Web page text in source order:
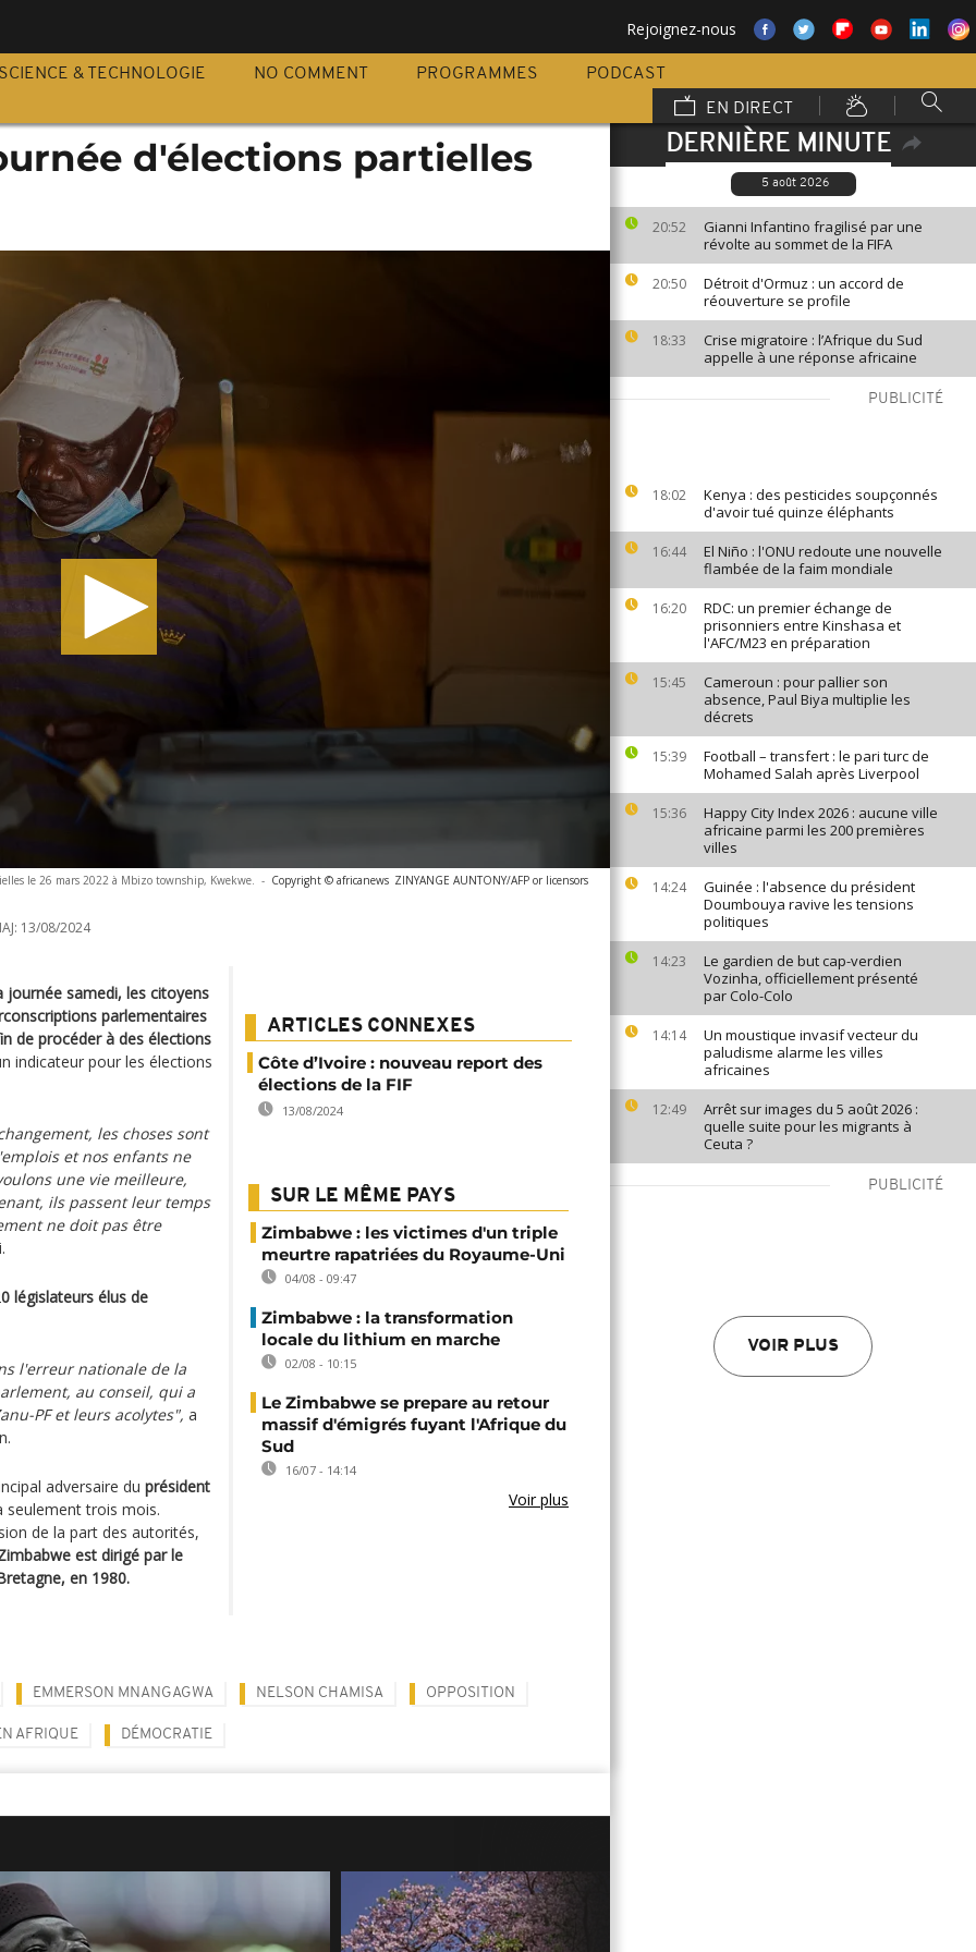
Rejoignez-nous
SCIENCE & TECHNOLOGIE NO COMMENT PROGRAMMES
PODCAST
EN DIRECT
DERNIÈRE MINUTE
5 août 2026
20:52
Gianni Infantino fragilisé par une
révolte au sommet de la FIFA
20:50
Détroit d'Ormuz : un accord de
réouverture se profile
18:33
Crise migratoire : l’Afrique du Sud
appelle à une réponse africaine
PUBLICITÉ
18:02
Kenya : des pesticides soupçonnés
d'avoir tué quinze éléphants
16:44
El Niño : l'ONU redoute une nouvelle
flambée de la faim mondiale
16:20
RDC: un premier échange de
prisonniers entre Kinshasa et
l'AFC/M23 en préparation
15:45
Cameroun : pour pallier son
absence, Paul Biya multiplie les
décrets
15:39
Football – transfert : le pari turc de
Mohamed Salah après Liverpool
15:36
Happy City Index 2026 : aucune ville
africaine parmi les 200 premières
villes
14:24
Guinée : l'absence du président
Doumbouya ravive les tensions
politiques
14:23
Le gardien de but cap-verdien
Vozinha, officiellement présenté
par Colo-Colo
14:14
Un moustique invasif vecteur du
paludisme alarme les villes
africaines
12:49
Arrêt sur images du 5 août 2026 :
quelle suite pour les migrants à
Ceuta ?
PUBLICITÉ
VOIR PLUS
d'élections partielles
le 26 mars 2022 à Mbizo township, Kwekwe. - Copyright © africanews ZINYANGE AUNTONY/AFP or licensors
13/08/2024
journée samedi, les citoyens
parlementaires
de procéder à des élections
indicateur pour les élections
les choses sont
et nos enfants ne
une vie meilleure,
ils passent leur temps
ne doit pas être
0 législateurs élus de
l'erreur nationale de la
au conseil, qui a
PF et leurs acolytes", a
adversaire du président
seulement trois mois.
de la part des autorités,
est dirigé par le
en 1980.
ARTICLES CONNEXES
Côte d’Ivoire : nouveau report des
élections de la FIF
13/08/2024
SUR LE MÊME PAYS
Zimbabwe : les victimes d'un triple
meurtre rapatriées du Royaume-Uni
04/08 - 09:47
Zimbabwe : la transformation
locale du lithium en marche
02/08 - 10:15
Le Zimbabwe se prepare au retour
massif d'émigrés fuyant l'Afrique du
Sud
16/07 - 14:14
Voir plus
EMMERSON MNANGAGWA NELSON CHAMISA OPPOSITION
AFRIQUE DÉMOCRATIE